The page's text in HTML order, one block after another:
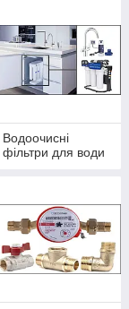
Водоочисні
фільтри для води